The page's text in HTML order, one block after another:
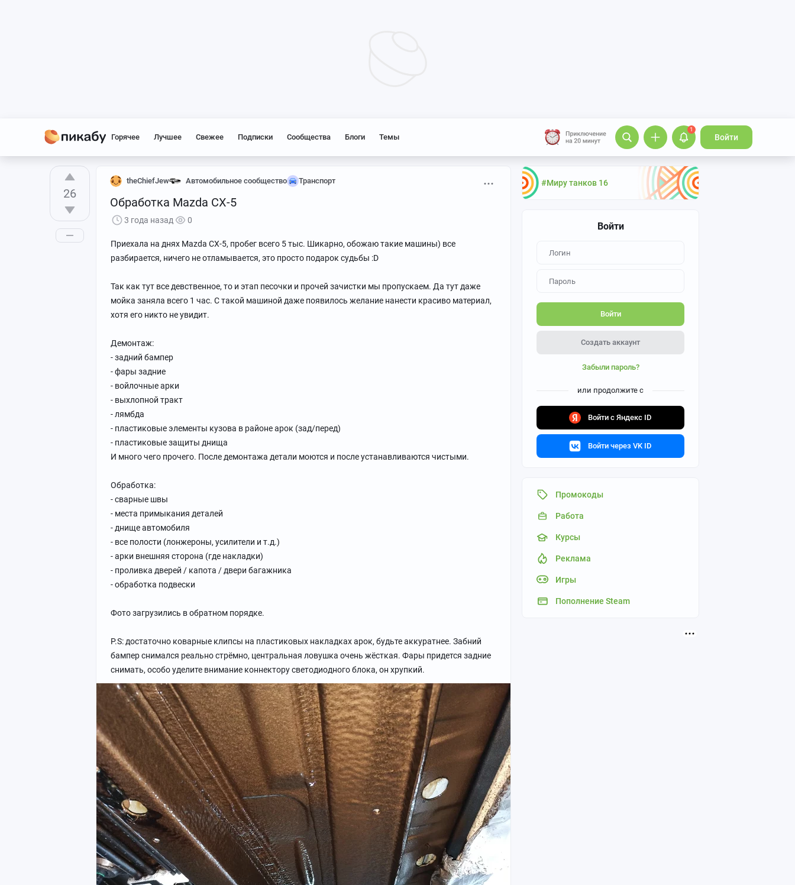
Горячее Лучшее Свежее Подписки Сообщества Блоги Темы
1
Войти
#Миру танков 16
Войти
Войти
Создать аккаунт
Забыли пароль?
или продолжите с
Войти с Яндекс ID
Войти через VK ID
Промокоды
Работа
Курсы
Реклама
Игры
Пополнение Steam
26
theChiefJew Автомобильное сообщество Транспорт
Обработка Mazda CX-5
3 года назад 0
Приехала на днях Mazda CX-5, пробег всего 5 тыс. Шикарно, обожаю такие машины) все
разбирается, ничего не отламывается, это просто подарок судьбы :D
Так как тут все девственное, то и этап песочки и прочей зачистки мы пропускаем. Да тут даже
мойка заняла всего 1 час. С такой машиной даже появилось желание нанести красиво материал,
хотя его никто не увидит.
Демонтаж:
- задний бампер
- фары задние
- войлочные арки
- выхлопной тракт
- лямбда
- пластиковые элементы кузова в районе арок (зад/перед)
- пластиковые защиты днища
И много чего прочего. После демонтажа детали моются и после устанавливаются чистыми.
Обработка:
- сварные швы
- места примыкания деталей
- днище автомобиля
- все полости (лонжероны, усилители и т.д.)
- арки внешняя сторона (где накладки)
- проливка дверей / капота / двери багажника
- обработка подвески
Фото загрузились в обратном порядке.
P.S: достаточно коварные клипсы на пластиковых накладках арок, будьте аккуратнее. Забний
бампер снимался реально стрёмно, центральная ловушка очень жёсткая. Фары придется задние
снимать, особо уделите внимание коннектору светодиодного блока, он хрупкий.